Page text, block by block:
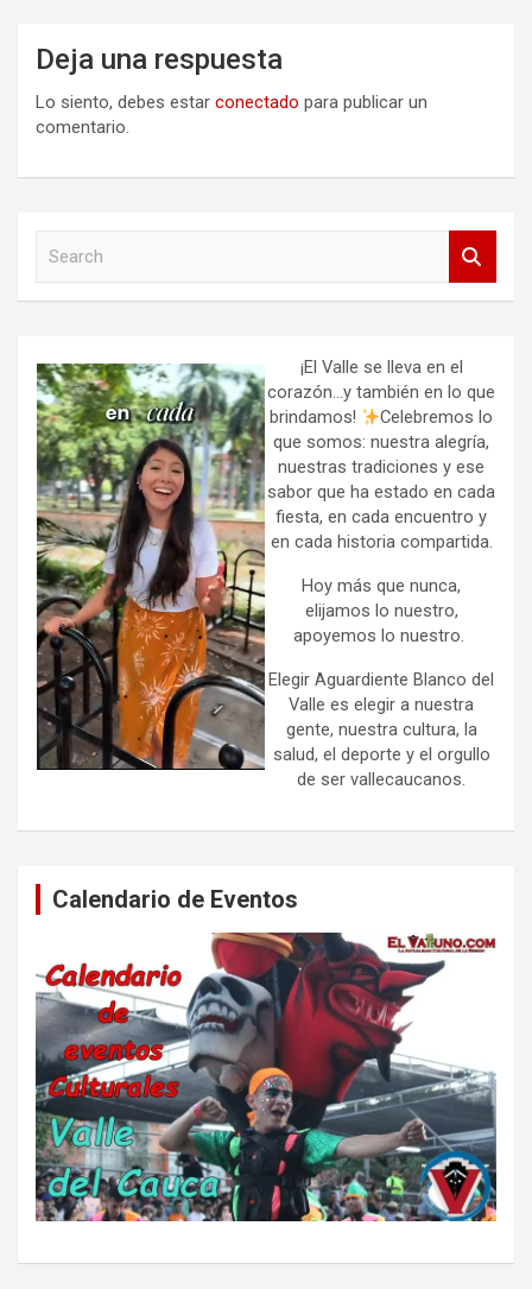
Deja una respuesta
Lo siento, debes estar conectado para publicar un
comentario.
h
¡El Valle se lleva en el
corazón…y también en lo que
brindamos!
Celebremos lo
que somos: nuestra alegría,
nuestras tradiciones y ese
sabor que ha estado en cada
fiesta, en cada encuentro y
en cada historia compartida.
Hoy más que nunca,
elijamos lo nuestro,
apoyemos lo nuestro.
Elegir Aguardiente Blanco del
Valle es elegir a nuestra
gente, nuestra cultura, la
salud, el deporte y el orgullo
de ser vallecaucanos.
Calendario de Eventos